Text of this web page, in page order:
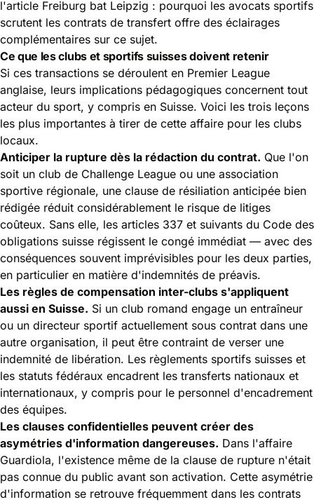
l'article Freiburg bat Leipzig : pourquoi les avocats sportifs
scrutent les contrats de transfert offre des éclairages
complémentaires sur ce sujet.
Ce que les clubs et sportifs suisses doivent retenir
Si ces transactions se déroulent en Premier League
anglaise, leurs implications pédagogiques concernent tout
acteur du sport, y compris en Suisse. Voici les trois leçons
les plus importantes à tirer de cette affaire pour les clubs
locaux.
Anticiper la rupture dès la rédaction du contrat. Que l'on
soit un club de Challenge League ou une association
sportive régionale, une clause de résiliation anticipée bien
rédigée réduit considérablement le risque de litiges
coûteux. Sans elle, les articles 337 et suivants du Code des
obligations suisse régissent le congé immédiat — avec des
conséquences souvent imprévisibles pour les deux parties,
en particulier en matière d'indemnités de préavis.
Les règles de compensation inter-clubs s'appliquent
aussi en Suisse. Si un club romand engage un entraîneur
ou un directeur sportif actuellement sous contrat dans une
autre organisation, il peut être contraint de verser une
indemnité de libération. Les règlements sportifs suisses et
les statuts fédéraux encadrent les transferts nationaux et
internationaux, y compris pour le personnel d'encadrement
des équipes.
Les clauses confidentielles peuvent créer des
asymétries d'information dangereuses. Dans l'affaire
Guardiola, l'existence même de la clause de rupture n'était
pas connue du public avant son activation. Cette asymétrie
d'information se retrouve fréquemment dans les contrats